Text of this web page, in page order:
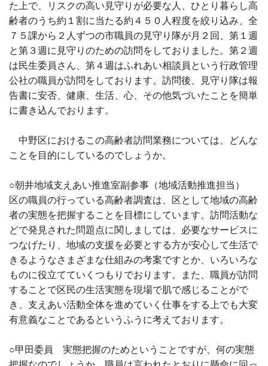
た上で、リスクの高い見守りが必要な人、ひとり暮らし高
齢者のうち約１割に当たる約４５０人程度を絞り込み、全
７５課から２人ずつの市職員の見守り隊が月２回、第１週
と第３週に見守りのための訪問をしておりました。第２週
は民生委員さん、第４週はふれあい相談員という行政管理
公社の職員が訪問をしております。訪問後、見守り隊は報
告書に安否、健康、生活、心、その他気づいたことを簡単
に書き込んでおります。
中野区におけるこの高齢者訪問業務については、どんな
ことを目的にしているのでしょうか。
○朝井地域支えあい推進室副参事（地域活動推進担当）
区の職員の行っている高齢者調査は、区として地域の高齢
者の実態を把握することを目標にしています。訪問活動な
どで発見された問題点に関しましては、必要なサービスに
つなげたり、地域の支援を必要とする方が安心して生活で
きるようなさまざまな仕組みの考案ですとか、いろいろな
ものに役立てていくつもりでおります。また、職員が訪問
することで区民の生活実態を現場で肌で感じることがで
き、支えあい活動全体を進めていく仕事をする上でも大変
有意義なことであるというふうに考えております。
○甲田委員 実態把握のためということですが、何の実態